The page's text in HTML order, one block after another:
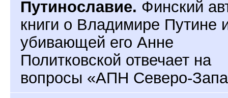
Путинославие. Финский
книги о Владимире Путине
убивающей его Анне
Политковской отвечает на
вопросы «АПН Северо-